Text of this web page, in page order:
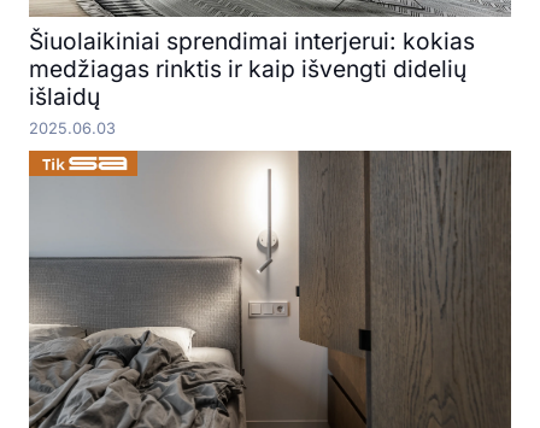
Šiuolaikiniai sprendimai interjerui: kokias
medžiagas rinktis ir kaip išvengti didelių
išlaidų
2025.06.03